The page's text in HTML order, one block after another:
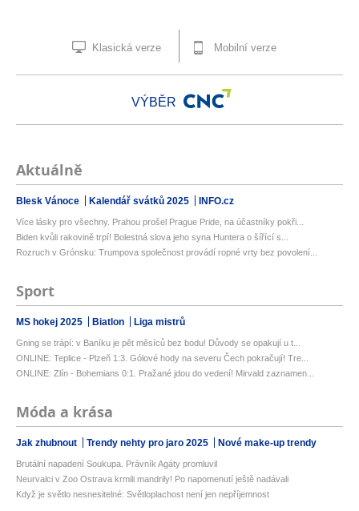
Klasická verze Mobilní verze
VÝBĚR
Aktuálně
Blesk Vánoce Kalendář svátků 2025 INFO.cz
Více lásky pro všechny. Prahou prošel Prague Pride, na účastníky pokři...
Biden kvůli rakovině trpí! Bolestná slova jeho syna Huntera o šířící s...
Rozruch v Grónsku: Trumpova společnost provádí ropné vrty bez povolení...
Sport
MS hokej 2025 Biatlon Liga mistrů
Gning se trápí: v Baníku je pět měsíců bez bodu! Důvody se opakují u t...
ONLINE: Teplice - Plzeň 1:3. Gólové hody na severu Čech pokračují! Tre...
ONLINE: Zlín - Bohemians 0:1. Pražané jdou do vedení! Mirvald zaznamen...
Móda a krása
Jak zhubnout Trendy nehty pro jaro 2025 Nové make-up trendy
Brutální napadení Soukupa. Právník Agáty promluvil
Neurvalci v Zoo Ostrava krmili mandrily! Po napomenutí ještě nadávali
Když je světlo nesnesitelné: Světloplachost není jen nepříjemnost